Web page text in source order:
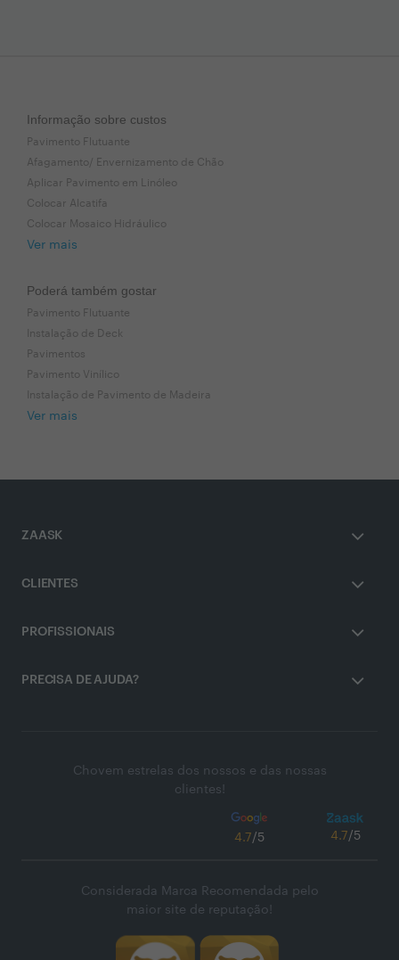
Informação sobre custos
Pavimento Flutuante
Afagamento/ Envernizamento de Chão
Aplicar Pavimento em Linóleo
Colocar Alcatifa
Colocar Mosaico Hidráulico
Ver mais
Poderá também gostar
Pavimento Flutuante
Instalação de Deck
Pavimentos
Pavimento Vinílico
Instalação de Pavimento de Madeira
Ver mais
ZAASK
CLIENTES
PROFISSIONAIS
PRECISA DE AJUDA?
Chovem estrelas dos nossos e das nossas
clientes!
4.7/5 4.7/5
Considerada Marca Recomendada pelo
maior site de reputação!